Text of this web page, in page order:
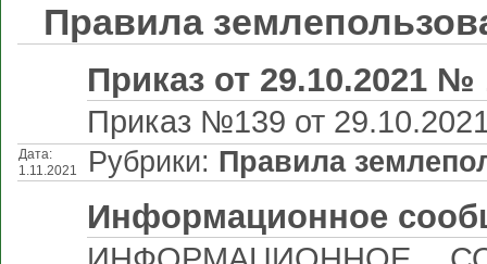
Правила
Приказ от 29.10.2021 №
Приказ №139 от
Дата:
1.11.2021
Рубрики: Правила
Информационное